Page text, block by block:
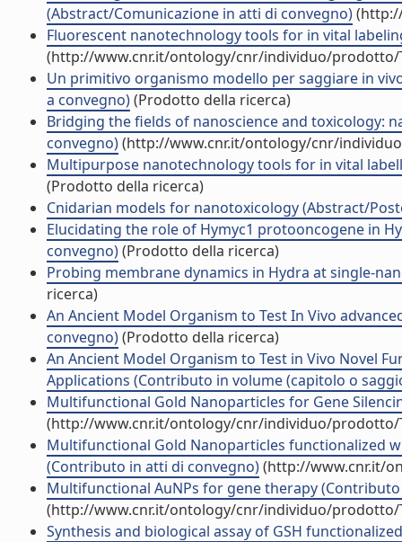
(Abstract/Comunicazione in atti di convegno)
Fluorescent nanotechnology tools for in vital
(http://www.cnr.it/ontology/cnr/individuo/prodotto/
Un primitivo organismo modello per saggiare in
a convegno)(Prodotto della ricerca)
Bridging the fields of nanoscience and toxicology:
convegno)(http://www.cnr.it/ontology/cnr/
Multipurpose nanotechnology tools for in vital
(Prodotto della ricerca)
Cnidarian models for nanotoxicology (Abstract/
Elucidating the role of Hymyc1 protooncogene in
convegno)(Prodotto della ricerca)
Probing membrane dynamics in Hydra at single-
ricerca)
An Ancient Model Organism to Test In Vivo
convegno)(Prodotto della ricerca)
An Ancient Model Organism to Test in Vivo Novel
Applications (Contributo in volume (capitolo o
Multifunctional Gold Nanoparticles for Gene
(http://www.cnr.it/ontology/cnr/individuo/prodotto/
Multifunctional Gold Nanoparticles functionalized
(Contributo in atti di convegno)(http://www.cnr.it/
Multifunctional AuNPs for gene therapy
(http://www.cnr.it/ontology/cnr/individuo/prodotto/
Synthesis and biological assay of GSH